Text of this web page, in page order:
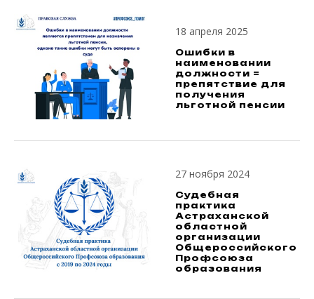
18 апреля 2025
Ошибки в
наименовании
должности =
препятствие для
получения
льготной пенсии
27 ноября 2024
Судебная
практика
Астраханской
областной
организации
Общероссийского
Профсоюза
образования